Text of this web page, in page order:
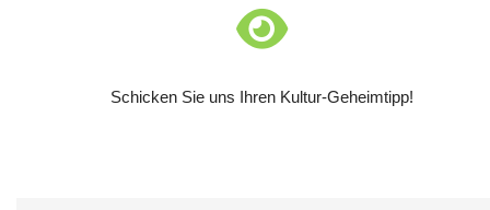
Schicken Sie uns Ihren Kultur-Geheimtipp!